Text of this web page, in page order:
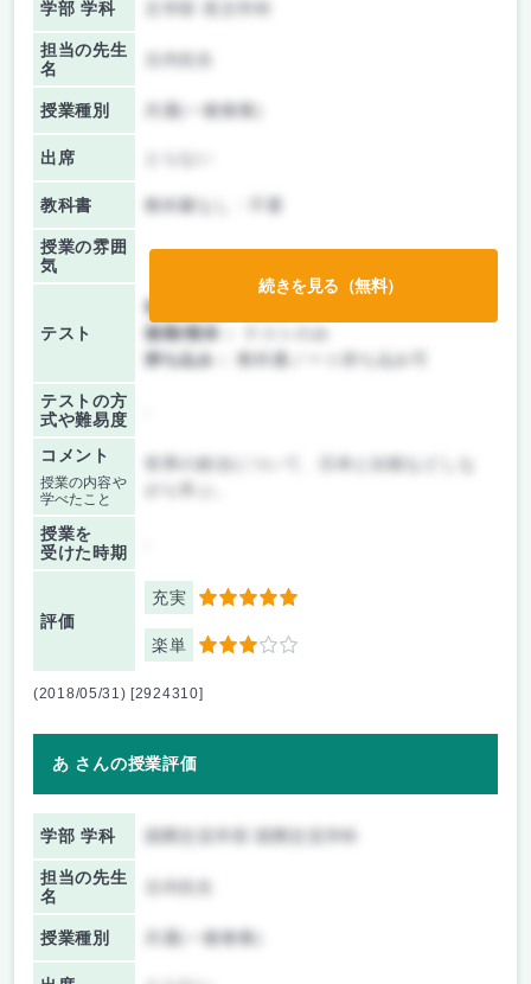
学部 学科
担当の先生
名
授業種別 共通(一般教養)
出席
教科書 教科書なし・不要
授業の雰囲
気
テスト
前期/中間：
後期/期末：
持ち込み：
教科書ノート持ち込み可
テストの方
式や難易度
コメント
授業の内容や
学べたこと
世界の政治について、日本と比較などしな
授業を
受けた時期
評価
充実 5
楽単 3
続きを見る（無料）
(2018/05/31) [2924310]
あ さんの授業評価
学部 学科
担当の先生
名
授業種別 共通(一般教養)